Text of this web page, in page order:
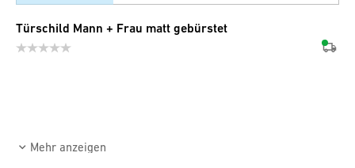
Türschild Mann + Frau matt gebürstet
Mehr anzeigen